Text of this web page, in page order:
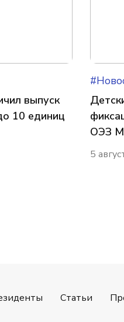
выпуск
10 единиц
ОЭЗ
5
Статьи